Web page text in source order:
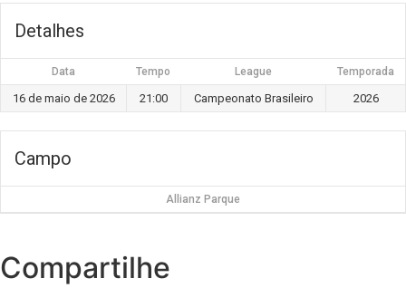
Detalhes
Data Tempo League Temporada
16 de maio de 2026 21:00 Campeonato Brasileiro 2026
Campo
Allianz Parque
Compartilhe